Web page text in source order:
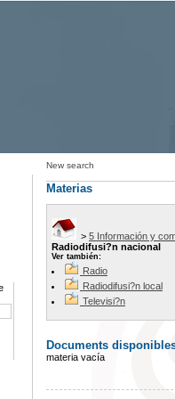
New search
Materias
> 5 Información y
Radiodifusi?n nacional
Ver también:
Radio
Radiodifusi?n local
Televisi?n
Documents
materia vacía